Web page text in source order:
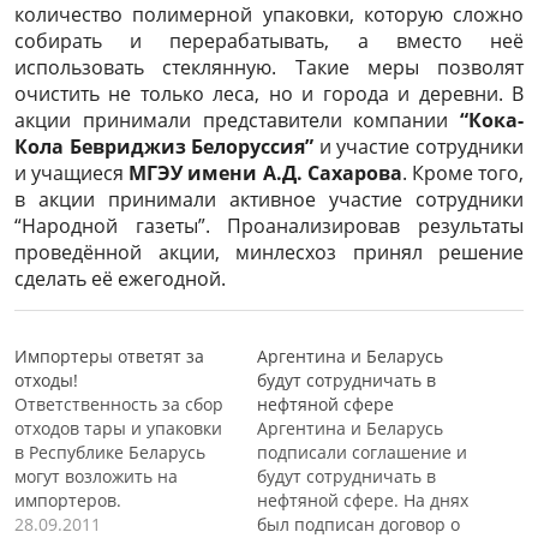
количество полимерной упаковки, которую сложно
собирать и перерабатывать, а вместо неё
использовать стеклянную. Такие меры позволят
очистить не только леса, но и города и деревни. В
акции принимали представители компании “Кока-
Кола Бевриджиз Белоруссия” и участие сотрудники
и учащиеся МГЭУ имени А.Д. Сахарова. Кроме того,
в акции принимали активное участие сотрудники
“Народной газеты”. Проанализировав результаты
проведённой акции, минлесхоз принял решение
сделать её ежегодной.
Импортеры ответят за
отходы!
Ответственность за сбор
отходов тары и упаковки
в Республике Беларусь
могут возложить на
импортеров.
Соответствующий указ
28.09.2011
Аргентина и Беларусь
будут сотрудничать в
нефтяной сфере
Аргентина и Беларусь
подписали соглашение и
будут сотрудничать в
нефтяной сфере. На днях
был подписан договор о